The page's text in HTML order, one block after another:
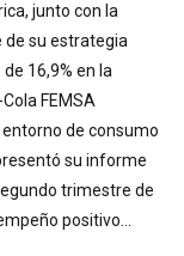
junto con la
de su estrategia
16,9% en la
FEMSA
de consumo
su informe
trimestre de
positivo…